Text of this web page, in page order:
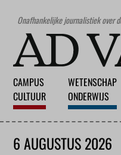
Onafhankelijke journalistiek over
CAMPUS
CULTUUR
WETENSCHAP
ONDERWIJS
6 AUGUSTUS 2026